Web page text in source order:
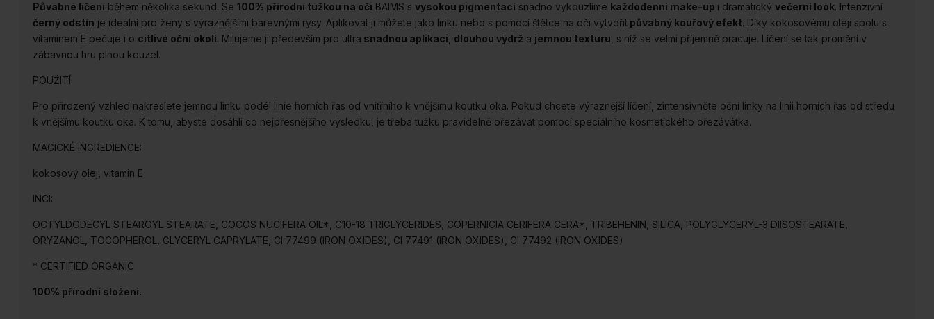
Půvabné líčeníběhem několika sekund. Se 100% přírodní tužkou na oči BAIMS s vysokou pigmentacísnadno vykouzlíme každodenní make-up i dramatický večerní look. Intenzivní
černý odstín je ideální pro ženy s výraznějšími barevnými rysy. Aplikovat ji můžete jako linku nebo s pomocí štětce na oči vytvořitpůvabný kouřový efekt. Díky kokosovému oleji spolu s
vitaminem E pečuje i o citlivé oční okolí. Milujeme ji především pro ultra snadnou aplikaci, dlouhou výdrž a jemnou texturu, s níž se velmi příjemně pracuje. Líčení se tak promění v
zábavnou hru plnou kouzel.
POUŽITÍ:
Pro přirozený vzhled nakreslete jemnou linku podél linie horních řas od vnitřního k vnějšímu koutku oka. Pokud chcete výraznější líčení, zintensivněte oční linky na linii horních řas od středu
k vnějšímu koutku oka. K tomu, abyste dosáhli co nejpřesnějšího výsledku, je třeba tužku pravidelně ořezávat pomocí speciálního kosmetického ořezávátka.
MAGICKÉ INGREDIENCE:
kokosový olej, vitamin E
INCI:
OCTYLDODECYL STEAROYL STEARATE, COCOS NUCIFERA OIL*, C10-18 TRIGLYCERIDES, COPERNICIA CERIFERA CERA*, TRIBEHENIN, SILICA, POLYGLYCERYL-3 DIISOSTEARATE,
ORYZANOL, TOCOPHEROL, GLYCERYL CAPRYLATE, CI 77499 (IRON OXIDES), CI 77491 (IRON OXIDES), CI 77492 (IRON OXIDES)
* CERTIFIED ORGANIC
100% přírodní složení.